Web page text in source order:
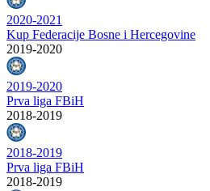
2020-2021
Kup Federacije Bosne i Hercegovine
2019-2020
2019-2020
Prva liga FBiH
2018-2019
2018-2019
Prva liga FBiH
2018-2019